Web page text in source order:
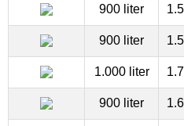
900 liter
900 liter
1.000 liter
900 liter